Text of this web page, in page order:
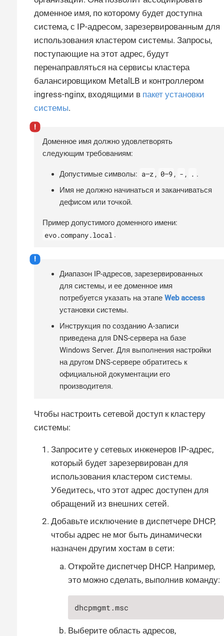
доменное имя, по которому будет доступна
система, с IP-адресом, зарезервированным для
использования кластером системы. Запросы,
поступающие на этот адрес, будут
перенаправляться на сервисы кластера
балансировщиком MetalLB и контроллером
ingress-nginx, входящими в пакет установки
системы.
Доменное имя должно удовлетворять
следующим требованиям:
Допустимые символы: a—​z , 0—​9 , - , . .
Имя не должно начинаться и заканчиваться
дефисом или точкой.
Пример допустимого доменного имени:
evo.company.local .
Диапазон IP-адресов, зарезервированных
для системы, и ее доменное имя
потребуется указать на этапе Web access
установки системы.
Инструкция по созданию A-записи
приведена для DNS-сервера на базе
Windows Server. Для выполнения настройки
на другом DNS-сервере обратитесь к
официальной документации его
производителя.
Чтобы настроить сетевой доступ к кластеру
системы:
Запросите у сетевых инженеров IP-адрес,
который будет зарезервирован для
использования кластером системы.
Убедитесь, что этот адрес доступен для
обращений из внешних сетей.
Добавьте исключение в диспетчере DHCP,
чтобы адрес не мог быть динамически
назначен другим хостам в сети:
Откройте диспетчер DHCP. Например,
это можно сделать, выполнив команду:
dhcpmgmt.msc
Выберите область адресов,